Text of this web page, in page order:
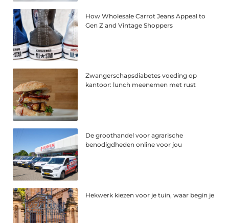
How Wholesale Carrot Jeans Appeal to
Gen Z and Vintage Shoppers
Zwangerschapsdiabetes voeding op
kantoor: lunch meenemen met rust
De groothandel voor agrarische
benodigdheden online voor jou
Hekwerk kiezen voor je tuin, waar begin je